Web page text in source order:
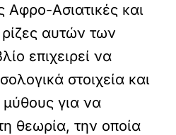
Αφρο-Ασιατικές και
αυτών των
επιχειρεί να
στοιχεία και
για να
θεωρία, την οποία